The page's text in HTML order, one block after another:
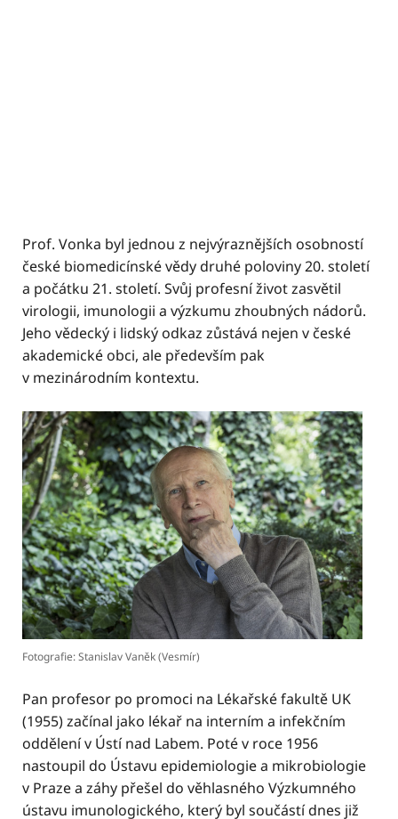
Prof. Vonka byl jednou z nejvýraznějších osobností
české biomedicínské vědy druhé poloviny 20. století
a počátku 21. století. Svůj profesní život zasvětil
virologii, imunologii a výzkumu zhoubných nádorů.
Jeho vědecký i lidský odkaz zůstává nejen v české
akademické obci, ale především pak
v mezinárodním kontextu.
Fotografie: Stanislav Vaněk (Vesmír)
Pan profesor po promoci na Lékařské fakultě UK
(1955) začínal jako lékař na interním a infekčním
oddělení v Ústí nad Labem. Poté v roce 1956
nastoupil do Ústavu epidemiologie a mikrobiologie
v Praze a záhy přešel do věhlasného Výzkumného
ústavu imunologického, který byl součástí dnes již